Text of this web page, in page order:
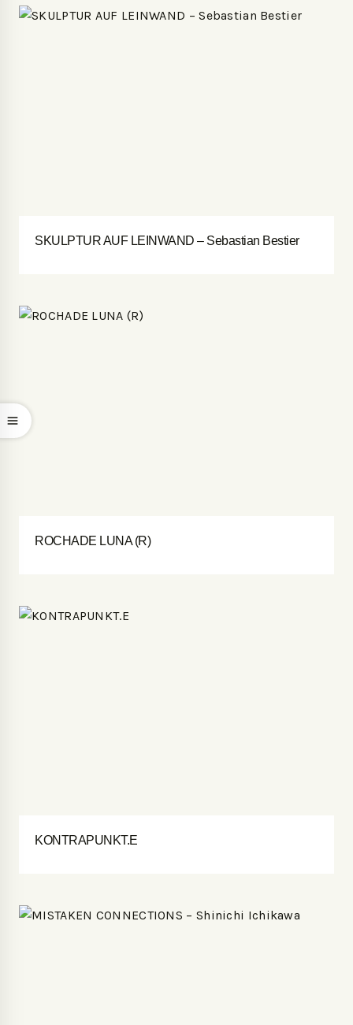
SKULPTUR AUF LEINWAND – Sebastian Bestier
ROCHADE LUNA (R)
KONTRAPUNKT.E